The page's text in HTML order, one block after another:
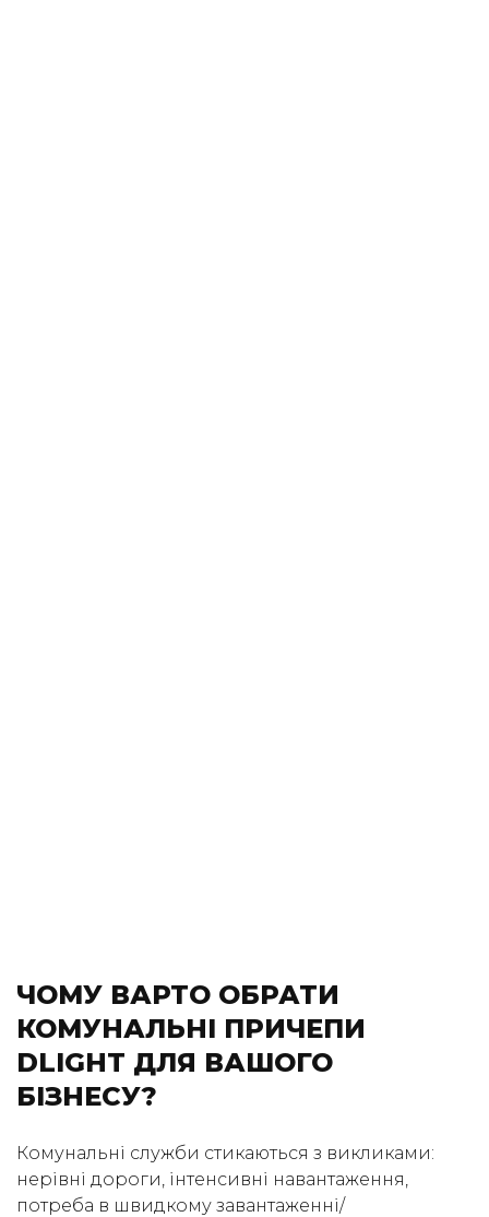
ЧОМУ ВАРТО ОБРАТИ
КОМУНАЛЬНІ ПРИЧЕПИ
DLIGHT ДЛЯ ВАШОГО
БІЗНЕСУ?
Комунальні служби стикаються з викликами:
нерівні дороги, інтенсивні навантаження,
потреба в швидкому завантаженні/